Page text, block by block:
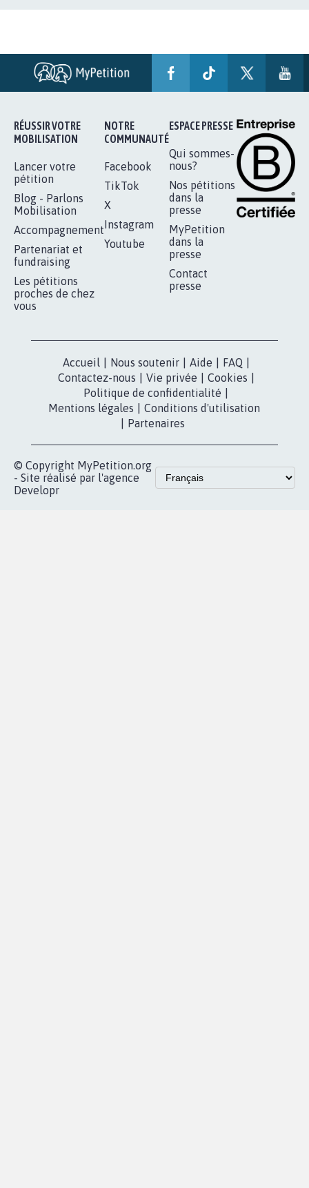
RÉUSSIR VOTRE
MOBILISATION
Lancer votre
pétition
Blog - Parlons
Mobilisation
Accompagnement
Partenariat et
fundraising
Les pétitions
proches de chez
vous
NOTRE
COMMUNAUTÉ
Facebook
TikTok
X
Instagram
Youtube
ESPACE PRESSE
Qui sommes-
nous?
Nos pétitions
dans la
presse
MyPetition
dans la
presse
Contact
presse
Accueil Nous soutenir Aide FAQ
Contactez-nous
Vie privée Cookies
Politique de confidentialité
Mentions légales
Conditions d'utilisation
Partenaires
© Copyright MyPetition.org
- Site réalisé par l'agence
Developr